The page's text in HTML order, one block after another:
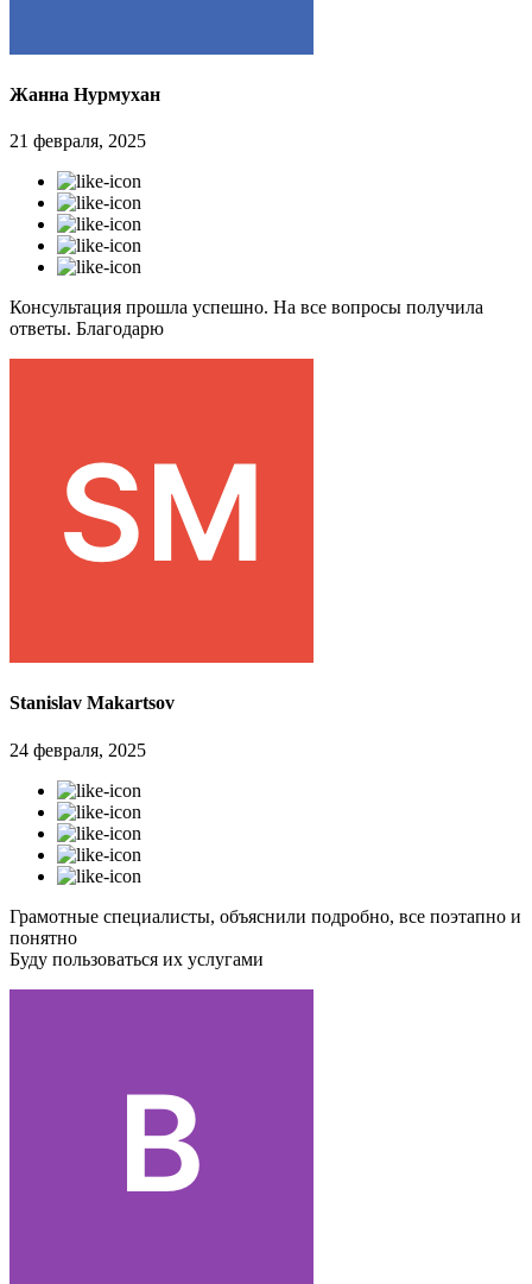
Жанна Нурмухан
21 февраля, 2025
Консультация прошла успешно. На все вопросы получила
ответы. Благодарю
Stanislav Makartsov
24 февраля, 2025
Грамотные специалисты, объяснили подробно, все поэтапно и
понятно
Буду пользоваться их услугами